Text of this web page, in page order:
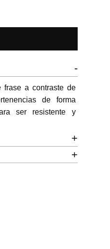
-
frase a contraste de
de forma
ser resistente y
+
+